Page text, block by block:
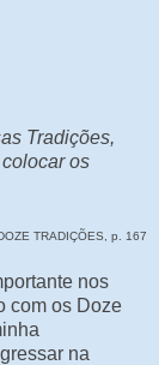
Tradições,
os
TRADIÇÕES, p. 167
nos
com os Doze
na